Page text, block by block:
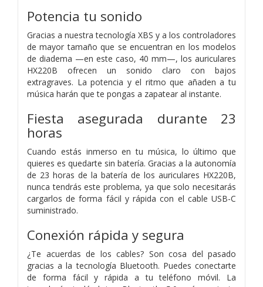
Potencia tu sonido
Gracias a nuestra tecnología XBS y a los controladores
de mayor tamaño que se encuentran en los modelos
de diadema —en este caso, 40 mm—, los auriculares
HX220B ofrecen un sonido claro con bajos
extragraves. La potencia y el ritmo que añaden a tu
música harán que te pongas a zapatear al instante.
Fiesta asegurada durante 23
horas
Cuando estás inmerso en tu música, lo último que
quieres es quedarte sin batería. Gracias a la autonomía
de 23 horas de la batería de los auriculares HX220B,
nunca tendrás este problema, ya que solo necesitarás
cargarlos de forma fácil y rápida con el cable USB-C
suministrado.
Conexión rápida y segura
¿Te acuerdas de los cables? Son cosa del pasado
gracias a la tecnología Bluetooth. Puedes conectarte
de forma fácil y rápida a tu teléfono móvil. La